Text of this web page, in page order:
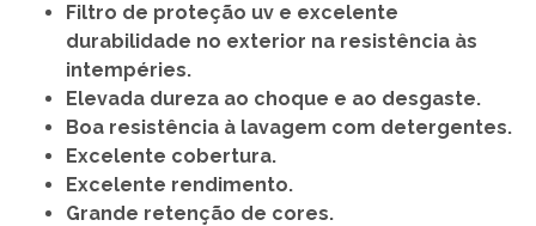
Filtro de proteção uv e excelente
durabilidade no exterior na resistência às
intempéries.
Elevada dureza ao choque e ao desgaste.
Boa resistência à lavagem com detergentes.
Excelente cobertura.
Excelente rendimento.
Grande retenção de cores.